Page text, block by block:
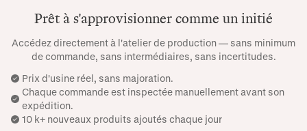
Prêt à s'approvisionner comme un initié
Accédez directement à l'atelier de production — sans minimum
de commande, sans intermédiaires, sans incertitudes.
Prix ​​d'usine réel, sans majoration.
Chaque commande est inspectée manuellement avant son
expédition.
10 k+ nouveaux produits ajoutés chaque jour